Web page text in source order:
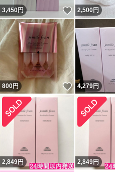
3,450円 いいね！
2,500円
800円 いいね！
4,279円
2,849円 2,849円